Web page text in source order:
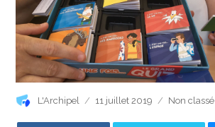
Auteur
L'Archipel
Publié
11 juillet 2019 Catégories
Non classé